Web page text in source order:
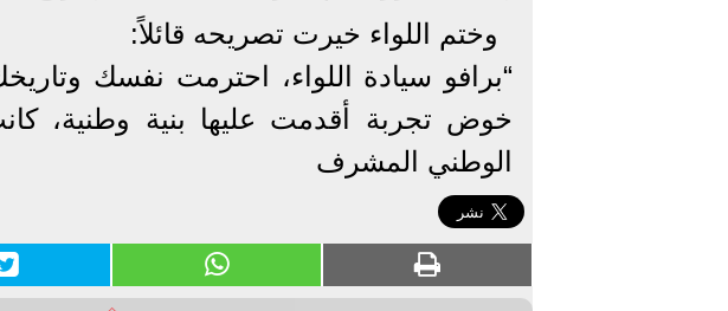
وختم اللواء خيرت تصريحه قائلاً:
“برافو سيادة اللواء، احترمت نفسك
خوض تجربة أقدمت عليها بنية وطنية،
الوطني المشرف